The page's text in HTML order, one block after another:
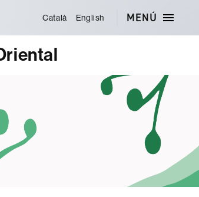
Català English MENÚ